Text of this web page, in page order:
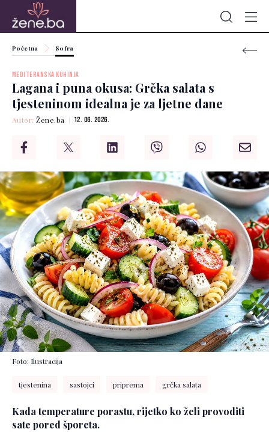
Početna Sofra
MEDITERANSKA KUHINJA
Lagana i puna okusa: Grčka salata s
tjesteninom idealna je za ljetne dane
Autor:Žene.ba 12. 06. 2026.
Foto: Ilustracija
tjestenina sastojci priprema grčka salata
Kada temperature porastu, rijetko ko želi provoditi
sate pored šporeta.